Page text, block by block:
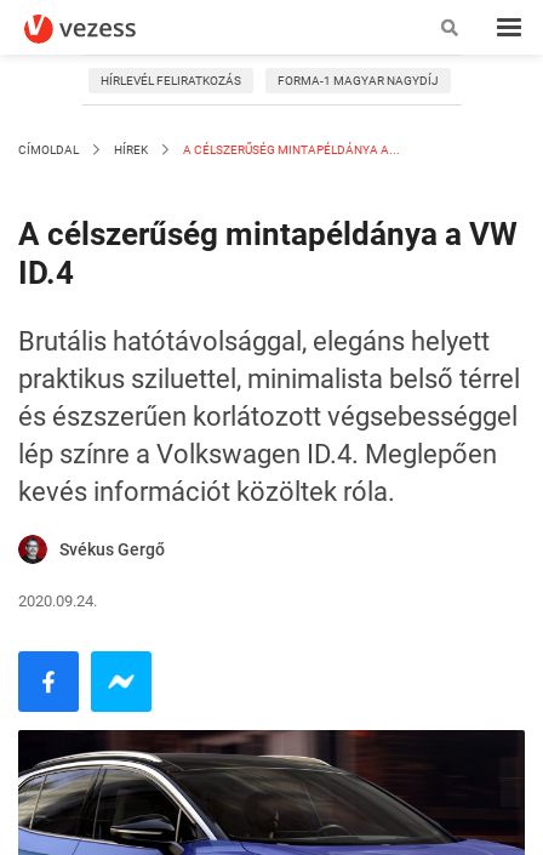
HÍRLEVÉL FELIRATKOZÁS FORMA-1 MAGYAR NAGYDÍJ
CÍMOLDAL HÍREK A CÉLSZERŰSÉG MINTAPÉLDÁNYA A...
A célszerűség mintapéldánya a VW
ID.4
Brutális hatótávolsággal, elegáns helyett
praktikus sziluettel, minimalista belső térrel
és észszerűen korlátozott végsebességgel
lép színre a Volkswagen ID.4. Meglepően
kevés információt közöltek róla.
Svékus Gergő
2020.09.24.